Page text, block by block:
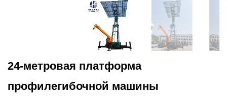
24-метровая платформа
профилегибочной машины